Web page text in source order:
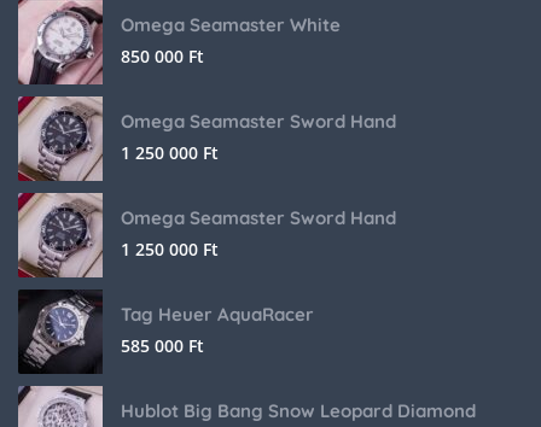
Omega Seamaster White
850 000 Ft
Omega Seamaster Sword Hand
1 250 000 Ft
Omega Seamaster Sword Hand
1 250 000 Ft
Tag Heuer AquaRacer
585 000 Ft
Hublot Big Bang Snow Leopard Diamond